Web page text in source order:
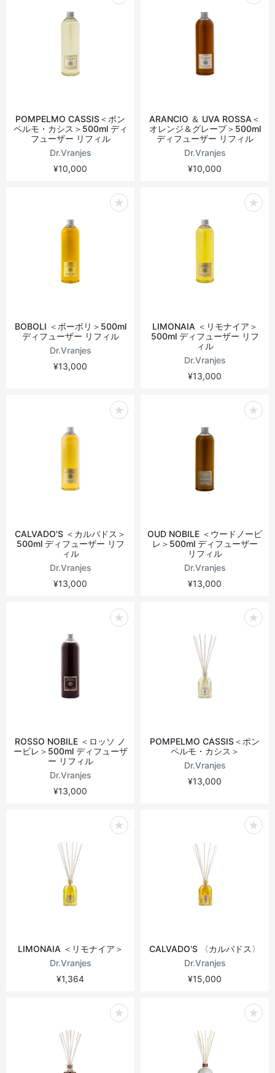
POMPELMO CASSIS＜ポン
ペルモ・カシス＞500ml ディ
フューザー リフィル
Dr.Vranjes
¥10,000
ARANCIO ＆ UVA ROSSA＜
オレンジ＆グレープ＞500ml
ディフューザー リフィル
Dr.Vranjes
¥10,000
BOBOLI ＜ボーボリ＞500ml
ディフューザー リフィル
Dr.Vranjes
¥13,000
LIMONAIA ＜リモナイア＞
500ml ディフューザー リフ
ィル
Dr.Vranjes
¥13,000
CALVADO'S ＜カルバドス＞
500ml ディフューザー リフ
ィル
Dr.Vranjes
¥13,000
OUD NOBILE ＜ウードノービ
レ＞500ml ディフューザー
リフィル
Dr.Vranjes
¥13,000
ROSSO NOBILE ＜ロッソ ノ
ービレ＞500ml ディフューザ
ー リフィル
Dr.Vranjes
¥13,000
POMPELMO CASSIS＜ポン
ペルモ・カシス＞
Dr.Vranjes
¥13,000
LIMONAIA ＜リモナイア＞
Dr.Vranjes
¥1,364
CALVADO'S 〈カルバドス〉
Dr.Vranjes
¥15,000